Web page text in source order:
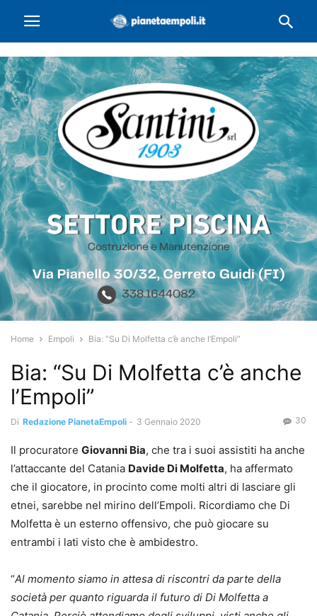
Home Empoli Bia: “Su Di Molfetta c’è anche l’Empoli”
Bia: “Su Di Molfetta c’è anche
l’Empoli”
Di Redazione PianetaEmpoli - 3 Gennaio 2020 30
Il procuratore Giovanni Bia, che tra i suoi assistiti ha anche
l’attaccante del Catania Davide Di Molfetta, ha affermato
che il giocatore, in procinto come molti altri di lasciare gli
etnei, sarebbe nel mirino dell’Empoli. Ricordiamo che Di
Molfetta è un esterno offensivo, che può giocare su
entrambi i lati visto che è ambidestro.
“Al momento siamo in attesa di riscontri da parte della
società per quanto riguarda il futuro di Di Molfetta a